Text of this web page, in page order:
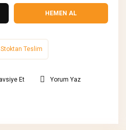
HEMEN AL
Stoktan Teslim
Et
Yorum Yaz